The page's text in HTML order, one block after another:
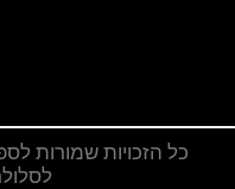
כל הזכויות שמורות
לסלולר 2014-